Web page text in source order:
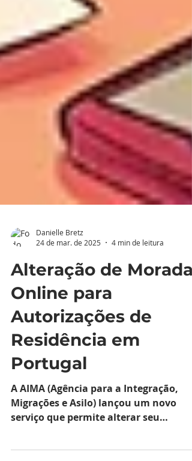
Danielle Bretz
24 de mar. de 2025
4 min de leitura
Alteração de Morada
Online para
Autorizações de
Residência em
Portugal
A AIMA (Agência para a Integração,
serviço que permite alterar seu